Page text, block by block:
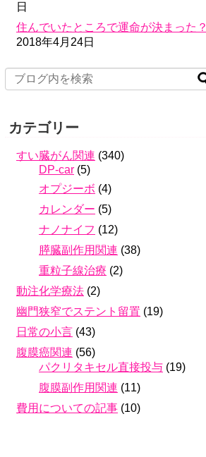
日
住んでいたところで運命が決まった？
2018年4月24日
カテゴリー
すい臓がん関連 (340)
DP-car (5)
オプジーボ (4)
カレンダー (5)
ナノナイフ (12)
膵臓副作用関連 (38)
重粒子線治療 (2)
動注化学療法 (2)
幽門狭窄でステント留置 (19)
日常の小言 (43)
腹膜癌関連 (56)
パクリタキセル直接投与 (19)
腹膜副作用関連 (11)
費用についての記事 (10)